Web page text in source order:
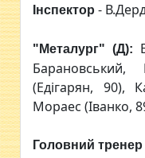
Інспектор -
" Металург" (Д):
(Едігарян, 90),
Мораес (Іванко,
Головний тренер